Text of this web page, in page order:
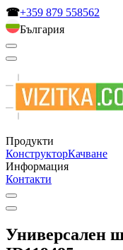
☎+359 879 558562
България
Продукти
КонструкторКачване
Информация
Контакти
Универсален